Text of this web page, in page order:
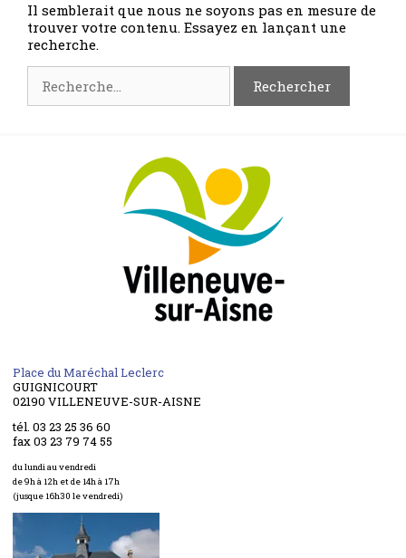
Il semblerait que nous ne soyons pas en mesure de
trouver votre contenu. Essayez en lançant une
recherche.
Rechercher :
Place du Maréchal Leclerc
GUIGNICOURT
02190 VILLENEUVE-SUR-AISNE
tél. 03 23 25 36 60
fax 03 23 79 74 55
du lundi au vendredi
de 9h à 12h et de 14h à 17h
(jusque 16h30 le vendredi)